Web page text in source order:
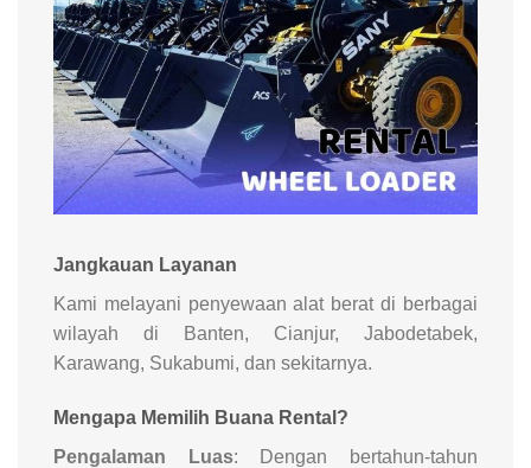
Jangkauan Layanan
Kami melayani penyewaan alat berat di berbagai
wilayah di Banten, Cianjur, Jabodetabek,
Karawang, Sukabumi, dan sekitarnya.
Mengapa Memilih Buana Rental?
Pengalaman Luas: Dengan bertahun-tahun